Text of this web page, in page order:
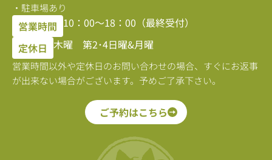
・駐車場あり
営業時間 10：00〜18：00（最終受付）
定休日 木曜 第2･4日曜&月曜
営業時間以外や定休日のお問い合わせの場合、すぐにお返事
が出来ない場合がございます。予めご了承下さい。
ご予約はこちら